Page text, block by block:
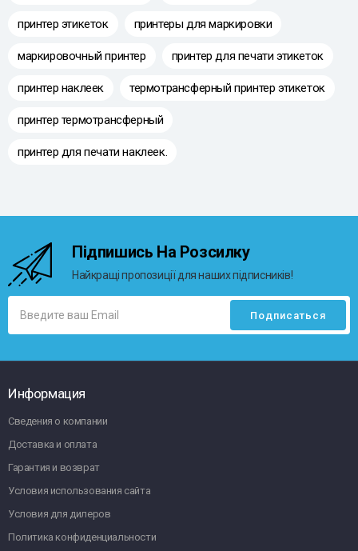
принтер этикеток принтеры для маркировки
маркировочный принтер принтер для печати этикеток
принтер наклеек термотрансферный принтер этикеток
принтер термотрансферный
принтер для печати наклеек.
Підпишись На Розсилку
Найкращі пропозиції для наших підписників!
Информация
Сведения о компании
Доставка и оплата
Гарантия и возврат
Условия использования сайта
Условия для дилеров
Политика конфиденциальности